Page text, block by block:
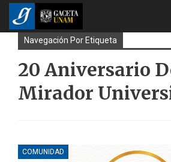
Navegación Por Etiqueta
20 Aniversario
Mirador
COMUNIDAD